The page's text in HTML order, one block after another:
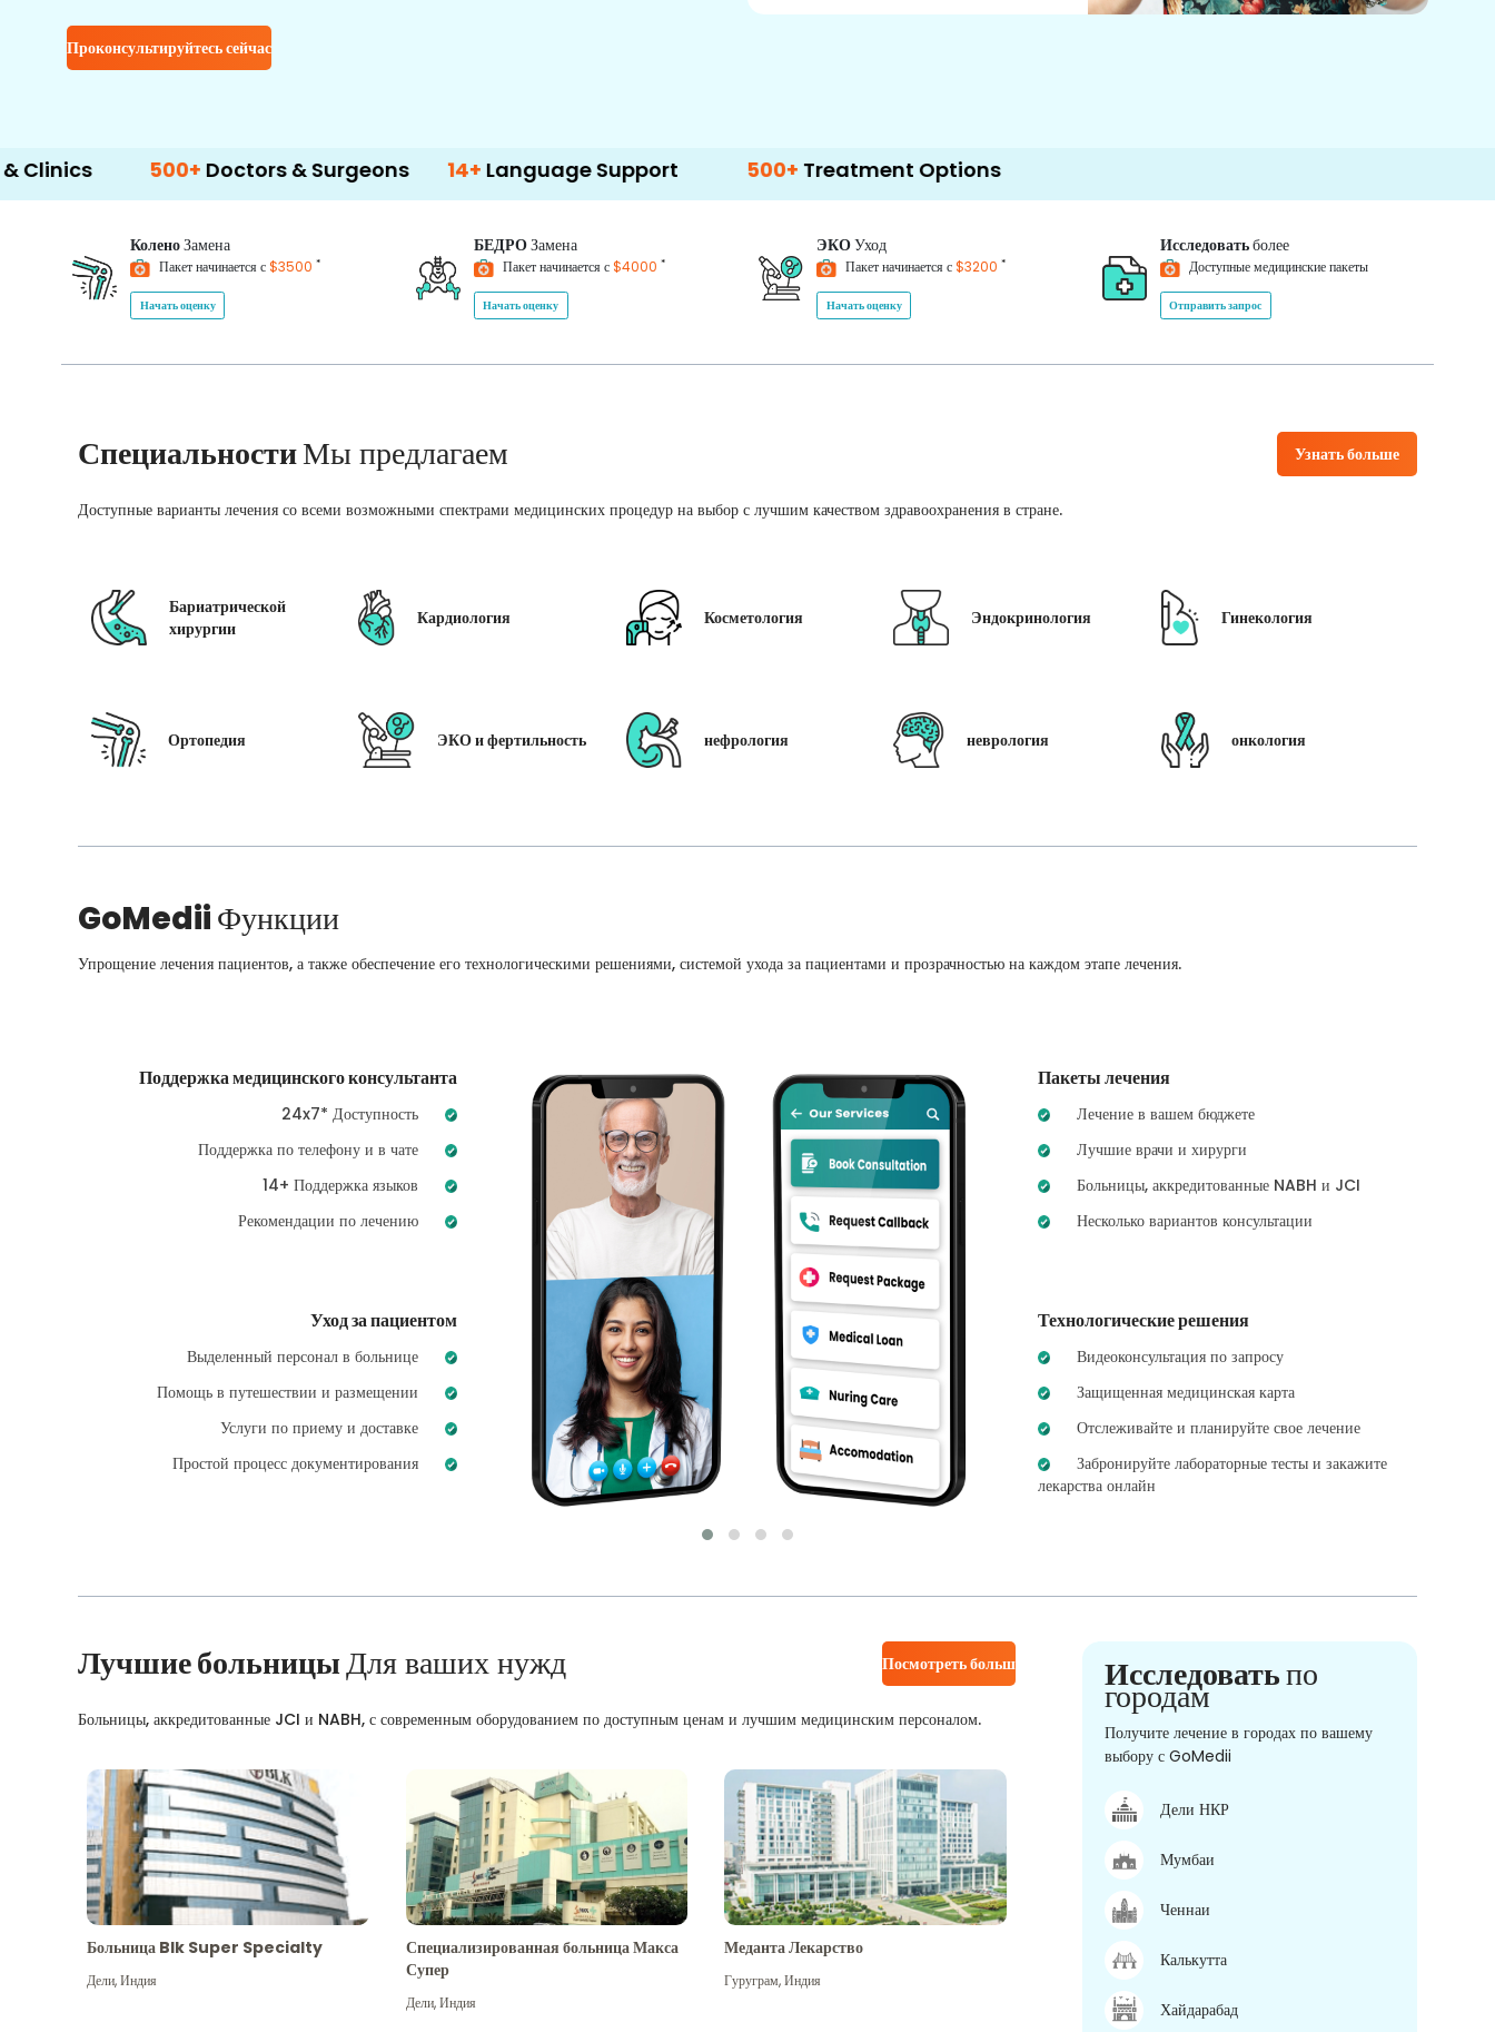
Проконсультируйтесь сейчас
500+Doctors & Surgeons 14+Language Support 500+Treatment Options
КоленоЗамена
Пакет начинается с$3500 *
Начать оценку
БЕДРОЗамена
Пакет начинается с$4000 *
Начать оценку
ЭКОУход
Пакет начинается с$3200 *
Начать оценку
Исследоватьболее
Доступные медицинские пакеты
Отправить запрос
СпециальностиМы предлагаем Узнать больше
Доступные варианты лечения со всеми возможными спектрами медицинских процедур на выбор с лучшим качеством здравоохранения в стране.
Бариатрической
хирургии
Кардиология Косметология Эндокринология Гинекология
Ортопедия ЭКО и фертильность нефрология неврология онкология
GoMediiФункции
Упрощение лечения пациентов, а также обеспечение его технологическими решениями, системой ухода за пациентами и прозрачностью на каждом этапе лечения.
Поддержка медицинского консультанта
24x7* Доступность
Поддержка по телефону и в чате
14+ Поддержка языков
Рекомендации по лечению
Уход за пациентом
Выделенный персонал в больнице
Помощь в путешествии и размещении
Услуги по приему и доставке
Простой процесс документирования
Пакеты лечения
Лечение в вашем бюджете
Лучшие врачи и хирурги
Больницы, аккредитованные NABH и JCI
Несколько вариантов консультации
Технологические решения
Видеоконсультация по запросу
Защищенная медицинская карта
Отслеживайте и планируйте свое лечение
Забронируйте лабораторные тесты и закажите
лекарства онлайн
Лучшие больницыДля ваших нужд Посмотреть больше
Больницы, аккредитованные JCI и NABH, с современным оборудованием по доступным ценам и лучшим медицинским персоналом.
Больница Blk Super Specialty
Дели,Индия
Специализированная больница Макса
Супер
Дели,Индия
Меданта Лекарство
Гуруграм,Индия
Исследоватьпо
городам
Получите лечение в городах по вашему
выбору с GoMedii
Дели НКР
Мумбаи
Ченнаи
Калькутта
Хайдарабад